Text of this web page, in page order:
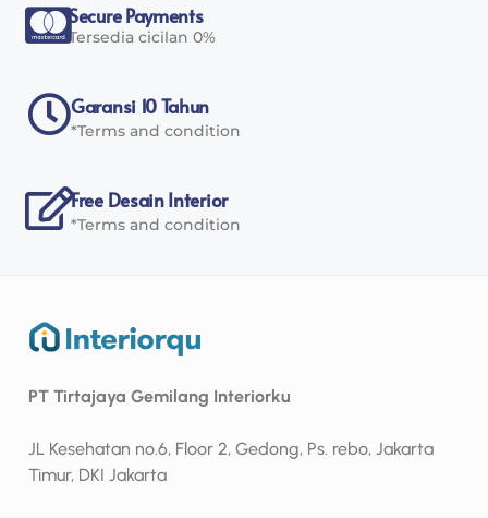
Secure Payments
Tersedia cicilan 0%
Garansi 10 Tahun
*Terms and condition
Free Desain Interior
*Terms and condition
PT Tirtajaya Gemilang Interiorku
JL Kesehatan no.6, Floor 2, Gedong, Ps. rebo, Jakarta
Timur, DKI Jakarta